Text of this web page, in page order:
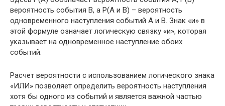
вероятность события В, а P(А и В) – вероятность
одновременного наступления событий А и В. Знак «и» в
этой формуле означает логическую связку «и», которая
указывает на одновременное наступление обоих
событий.
Расчет вероятности с использованием логического знака
«ИЛИ» позволяет определить вероятность наступления
хотя бы одного из событий и является важной частью